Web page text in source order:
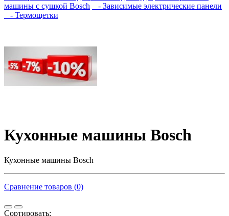
машины с сушкой Bosch
- Зависимые электрические панели
- Термощетки
Кухонные машины Bosch
Кухонные машины Bosch
Сравнение товаров (0)
Сортировать: